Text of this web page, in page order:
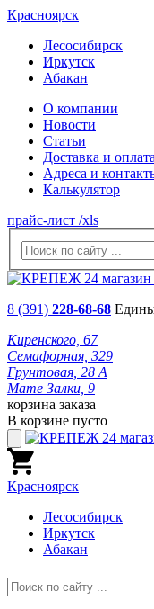
Красноярск
Лесосибирск
Иркутск
Абакан
О компании
Новости
Статьи
Доставка и оплата
Адреса и
Калькулятор
прайс-лист /xls
8 (391) 228-68-68
Киренского, 67
Семафорная, 329
Грунтовая, 28 А
Мате Залки, 9
корзина заказа
В корзине пусто
Красноярск
Лесосибирск
Иркутск
Абакан